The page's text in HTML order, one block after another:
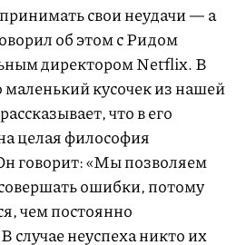
свои неудачи — а
об этом с Ридом
директором Netflix. В
кусочек из нашей
что в его
целая философия
говорит: «Мы позволяем
ошибки, потому
чем постоянно
случае неуспеха никто их